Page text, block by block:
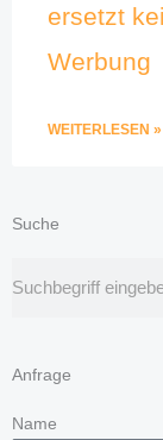
ersetzt
Werbung
WEITERLESEN »
Suche
Anfrage
Name